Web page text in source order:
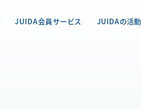
JUIDA会員サービス JUIDAの活